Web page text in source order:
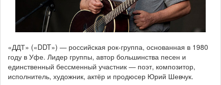
«ДДТ» («DDT») — российская рок-группа, основанная в 1980
году в Уфе. Лидер группы, автор большинства песен и
единственный бессменный участник — поэт, композитор,
исполнитель, художник, актёр и продюсер Юрий Шевчук.